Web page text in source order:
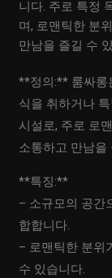
니다. 주로 특정
며, 로맨틱한 분
만남을 즐길 수
**정의:** 룸싸롱
식을 취하거나
시설로, 주로 로
소통하고 만남을
**특징:**
– 소규모의 공간
합합니다.
– 로맨틱한 분위
수 있습니다.